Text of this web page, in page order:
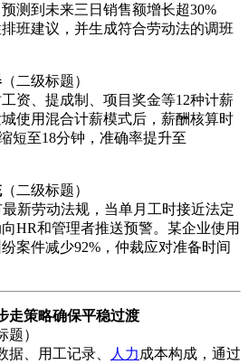
测到未来三日销售额增长超30%
班建议，并生成符合劳动法的调班
（二级标题）
资、提成制、项目奖金等12种计薪
使用混合计薪模式后，薪酬核算时
短至18分钟，准确率提升至
（二级标题）
新劳动法规，当单月工时接近法定
向HR和管理者推送预警。某企业使用
案件减少92%，仲裁应对准备时间
走策略确保平稳过渡
题）
据、用工记录、
人力 成本构成，通过